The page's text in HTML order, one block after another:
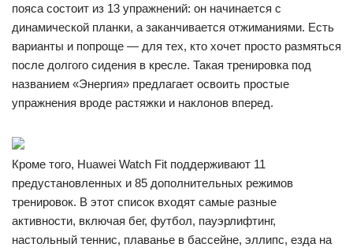
пояса состоит из 13 упражнений: он начинается с
динамической планки, а заканчивается отжиманиями. Есть
варианты и попроще — для тех, кто хочет просто размяться
после долгого сидения в кресле. Такая тренировка под
названием «Энергия» предлагает освоить простые
упражнения вроде растяжки и наклонов вперед.
Кроме того, Huawei Watch Fit поддерживают 11
предустановленных и 85 дополнительных режимов
тренировок. В этот список входят самые разные
активности, включая бег, футбол, пауэрлифтинг,
настольный теннис, плаванье в бассейне, эллипс, езда на